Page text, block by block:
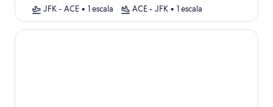
JFK - ACE • 1 escala ACE - JFK • 1 escala
Caybeach Sun